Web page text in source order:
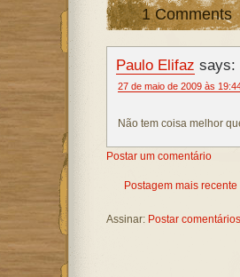
1 Comments
Paulo Elifaz says:
27 de maio de 2009 às
Não tem coisa melhor
Postar um comentário
Postagem mais recente
Assinar: Postar